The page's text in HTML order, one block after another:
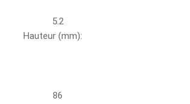
5.2
Hauteur (mm):
86